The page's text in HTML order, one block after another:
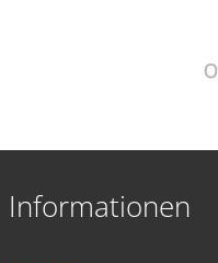
Informationen